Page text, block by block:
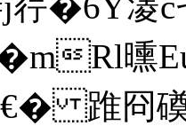
Rl曛
踓冏